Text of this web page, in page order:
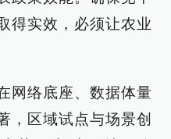
得实效，必须让农业
网络底座、数据体量
，区域试点与场景创